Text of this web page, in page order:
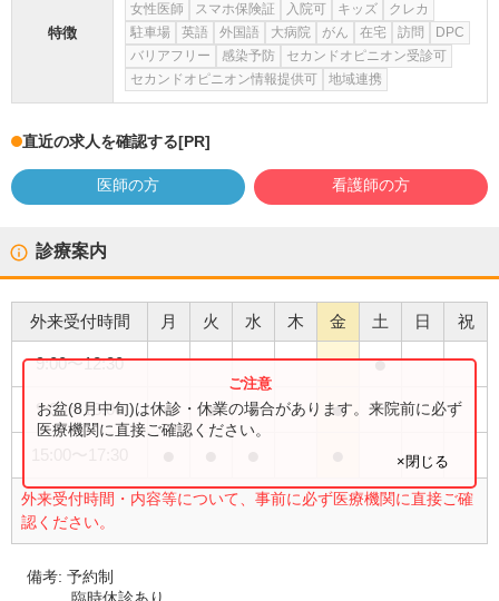
特徴
女性医師
スマホ保険証 入院可 キッズ
クレカ
駐車場
英語 外国語 大病院 がん 在宅 訪問
DPC
バリアフリー
感染予防
セカンドオピニオン受診可
セカンドオピニオン情報提供可
地域連携
直近の求人を確認する[PR]
医師の方 看護師の方
診療案内
外来受付時間 月 火 水 木 金 土 日 祝
9:00〜12:30 ●
9:00〜13:00 ● ● ● ●
外来受付時間・内容等について、事前に必ず医療機関に直接ご確
認ください。
お盆(8月中旬)は休診・休業の場合があります。来院前に必ず
医療機関に直接ご確認ください。
×閉じる
備考:予約制